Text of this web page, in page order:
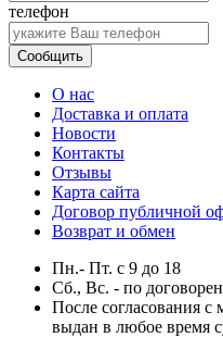
телефон
Сообщить
О нас
Доставка и оплата
Новости
Контакты
Отзывы
Карта сайта
Договор публичной
Возврат и обмен
Пн.- Пт. с 9 до 18
Сб., Вс. - по
После согласования
выдан в любое время